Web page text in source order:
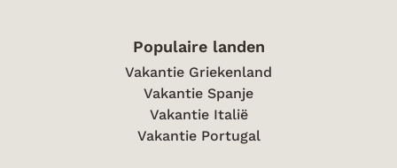
Populaire landen
Vakantie Griekenland
Vakantie Spanje
Vakantie Italië
Vakantie Portugal